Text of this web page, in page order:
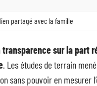
partagé avec la famille
transparence sur la part
. Les études de terrain
sans pouvoir en mesurer